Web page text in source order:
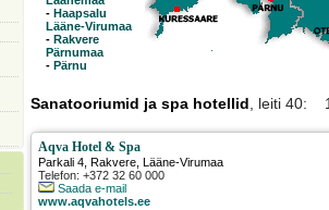
- Haapsalu
Lääne-Virumaa
- Rakvere
Pärnumaa
- Pärnu
Sanatooriumid ja spa hotellid, leiti 40:
Aqva Hotel & Spa
Parkali 4 Rakvere , Lääne-Virumaa
Telefon: +372 32 60 000
Saada e-mail
www.aqvahotels.ee